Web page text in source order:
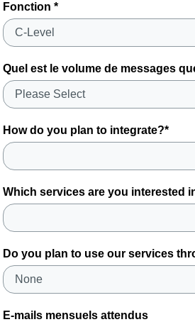
Fonction *
Quel est le volume de messages
How do you plan to integrate?*
Which services are you interested
Do you plan to use our services
E-mails mensuels attendus